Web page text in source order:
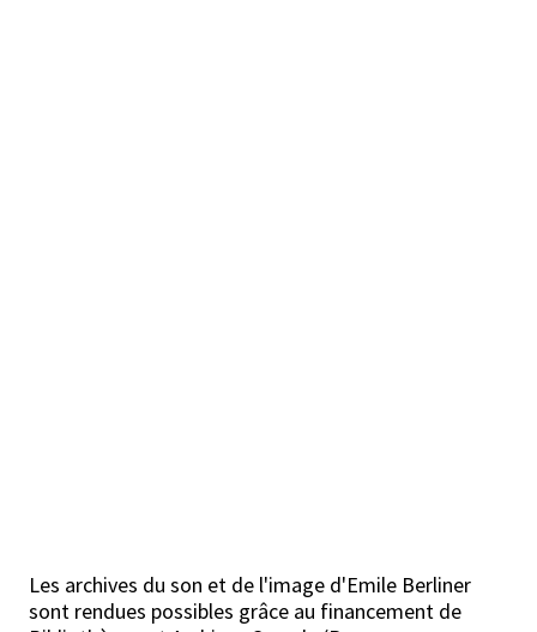
Les archives du son et de l'image d'Emile Berliner
sont rendues possibles grâce au financement de